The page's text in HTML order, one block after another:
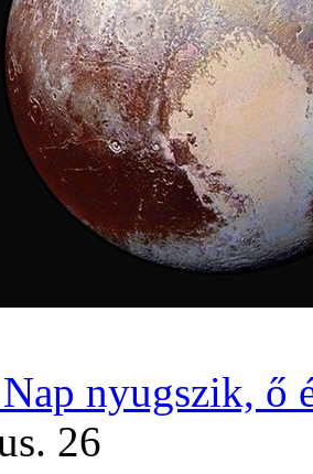
nyugszik, ő
26